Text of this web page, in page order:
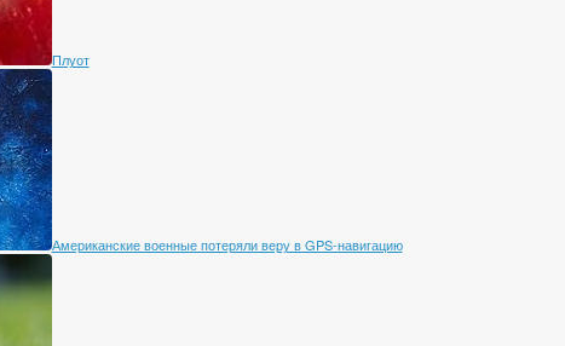
Плуот
Американские военные потеряли веру в GPS-навигацию